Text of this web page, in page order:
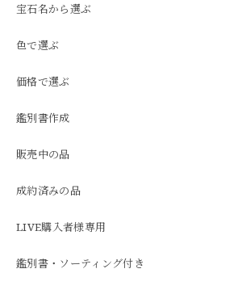
宝石名から選ぶ
色で選ぶ
価格で選ぶ
鑑別書作成
販売中の品
成約済みの品
LIVE購入者様専用
鑑別書・ソーティング付き